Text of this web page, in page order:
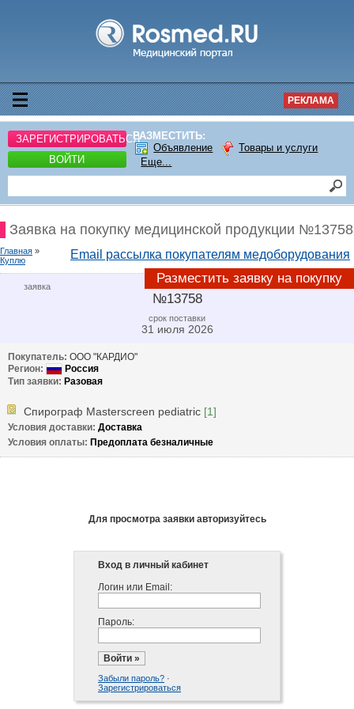
РЕКЛАМА
ЗАРЕГИСТРИРОВАТЬСЯ
ВОЙТИ
РАЗМЕСТИТЬ:
Объявление
Товары и услуги
Еще...
Заявка на покупку медицинской продукции №13758
Email рассылка покупателям медоборудования
Разместить заявку на покупку
Главная »
Куплю
заявка
№13758
срок поставки
31 июля 2026
Покупатель: ООО "КАРДИО"
Регион:
Тип заявки: Разовая
Спирограф Masterscreen pediatric [1]
Условия доставки: Доставка
Условия оплаты: Предоплата безналичные
Для просмотра заявки авторизуйтесь
Вход в личный кабинет
Логин или Email:
Пароль:
Забыли пароль? ·
Зарегистрироваться